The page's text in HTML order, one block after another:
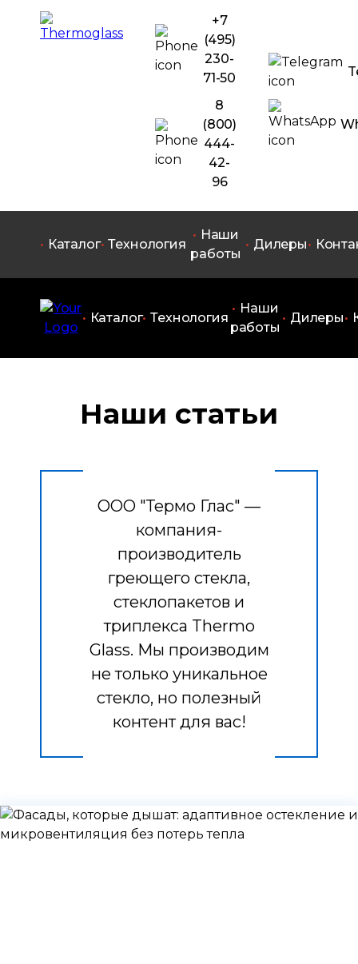
+7
(495)
230-
71-50
8
(800)
444-
42-
96
Каталог Технология
Наши
работы
Дилеры
Каталог Технология
Наши
работы
Дилеры
Наши статьи
ООО "Термо Глас" —
компания-
производитель
греющего стекла,
стеклопакетов и
триплекса Thermo
Glass. Мы производим
не только уникальное
стекло, но полезный
контент для вас!